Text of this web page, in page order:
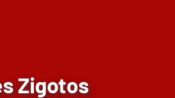
Zigotos